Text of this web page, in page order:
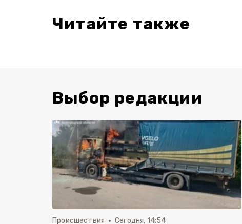
Читайте также
Выбор редакции
Происшествия Сегодня, 14:54